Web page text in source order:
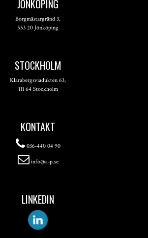
JÖNKÖPING
Borgmästargränd 3,
553 20 Jönköping
STOCKHOLM
Klarabergsviadukten 63,
111 64 Stockholm
KONTAKT
036-440 04 90
info@a-p.se
LINKEDIN